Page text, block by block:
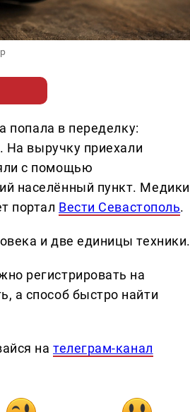
попала в переделку:
На выручку приехали
с помощью
населённый пункт. Медики
портал Вести Севастополь.
и две единицы техники.
регистрировать на
а способ быстро найти
нателеграм-канал